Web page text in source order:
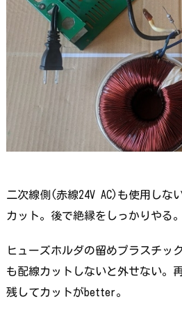
二次線側(赤線24V AC)も使用しな
カット。後で絶縁をしっかりやる。
ヒューズホルダの留めプラスチッ
も配線カットしないと外せない。
残してカットがbetter。